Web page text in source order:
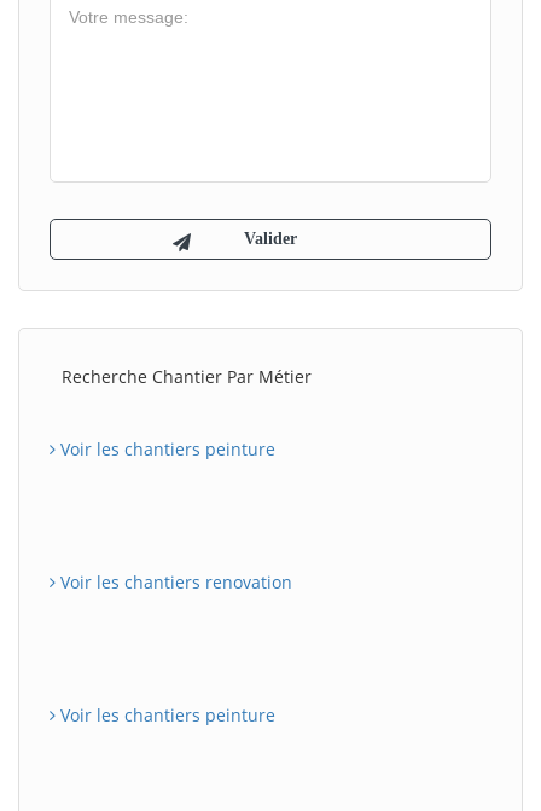
Recherche Chantier Par Métier
Voir les chantiers peinture
Voir les chantiers renovation
Voir les chantiers peinture